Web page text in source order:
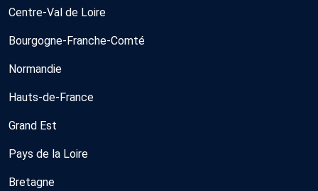
Centre-Val de Loire
Bourgogne-Franche-Comté
Normandie
Hauts-de-France
Grand Est
Pays de la Loire
Bretagne